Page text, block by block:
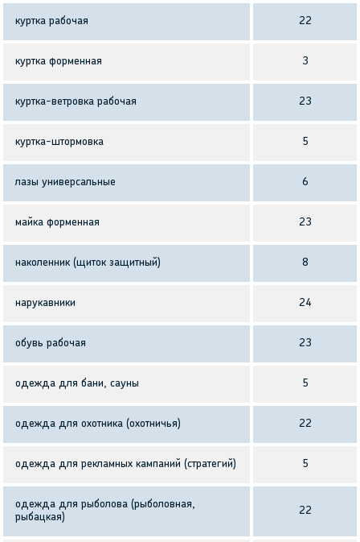
куртка рабочая 22
куртка форменная 3
куртка-ветровка рабочая 23
куртка-штормовка 5
лазы универсальные 6
майка форменная 23
наколенник (щиток защитный) 8
нарукавники 24
обувь рабочая 23
одежда для бани, сауны 5
одежда для охотника (охотничья) 22
одежда для рекламных кампаний (стратегий) 5
одежда для рыболова (рыболовная,
рыбацкая)
22